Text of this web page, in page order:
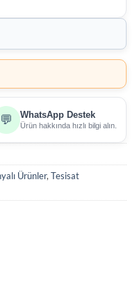
💬 WhatsApp Destek
Ürün hakkında hızlı bilgi alın.
Ürünler,Tesisat